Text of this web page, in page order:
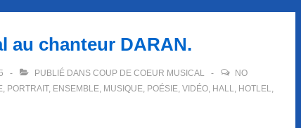
au chanteur DARAN.
PUBLIÉ DANS COUP DE COEUR MUSICAL
NO
, PORTRAIT, ENSEMBLE, MUSIQUE, POÉSIE, VIDÉO, HALL, HOTLEL,